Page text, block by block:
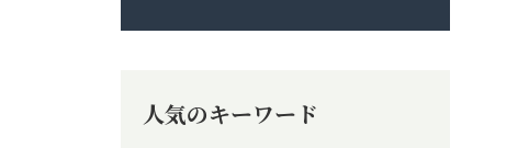
人気のキーワード